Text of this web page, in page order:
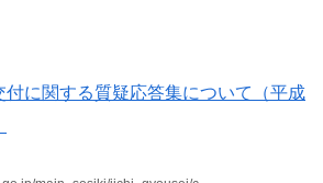
付に関する質疑応答集について（平成